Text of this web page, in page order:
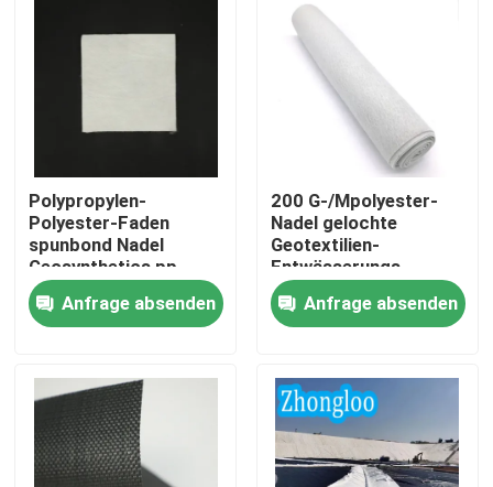
Über uns
Fabrik Tour
Qualitätskontrolle
Referenzen
Geotextilien Geogrid
Polypropylen-
Polyester-Faden
spunbond Nadel
Geosynthetics pp.
lochte nichtgewebte
Geotextilien für
Straßenmüllgrubenprojekte
Anfrage absenden
200 G-/Mpolyester-
Nadel gelochte
Geotextilien-
Entwässerungs-
Gewebe-UV-
Beständigkeit
Anfrage absenden